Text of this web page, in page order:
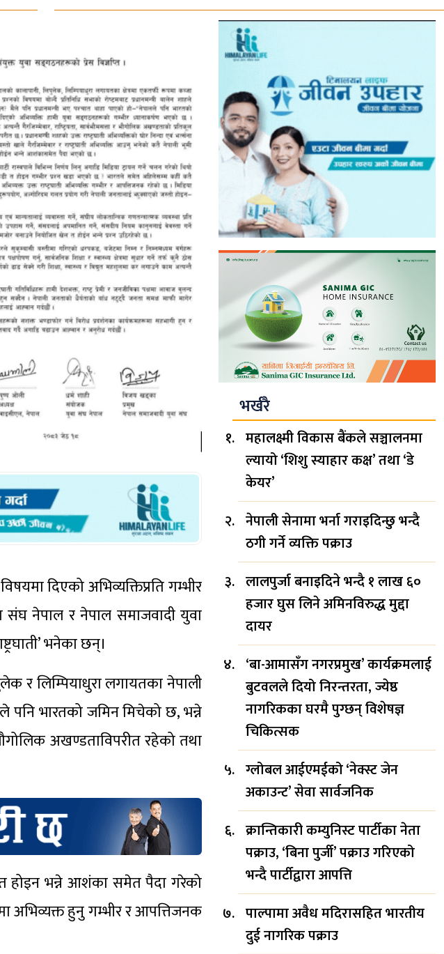
दिएको अभिव्यक्तिप्रति गम्भीर
संघ नेपाल र नेपाल समाजवादी युवा
भनेका छन्।
र लिम्पियाधुरा लगायतका नेपाली
पनि भारतको जमिन मिचेको छ, भन्ने
अखण्डताविपरीत रहेको तथा
त होइन भन्ने आशंका समेत पैदा गरेको
अभिव्यक्त हुनु गम्भीर र आपत्तिजनक
भर्खरै
महालक्ष्मी विकास बैंकले सञ्चालनमा
ल्यायो ‘शिशु स्याहार कक्ष’ तथा ‘डे
केयर’
नेपाली सेनामा भर्ना गराइदिन्छु भन्दै
ठगी गर्ने व्यक्ति पक्राउ
लालपुर्जा बनाइदिने भन्दै १ लाख ६०
हजार घुस लिने अमिनविरुद्ध मुद्दा
दायर
‘बा-आमासँग नगरप्रमुख’ कार्यक्रमलाई
बुटवलले दियो निरन्तरता, ज्येष्ठ
नागरिकका घरमै पुग्छन् विशेषज्ञ
चिकित्सक
ग्लोबल आईएमईको ‘नेक्स्ट जेन
अकाउन्ट’ सेवा सार्वजनिक
क्रान्तिकारी कम्युनिस्ट पार्टीका नेता
पक्राउ, ‘बिना पुर्जी’ पक्राउ गरिएको
भन्दै पार्टीद्वारा आपत्ति
पाल्पामा अवैध मदिरासहित भारतीय
दुई नागरिक पक्राउ